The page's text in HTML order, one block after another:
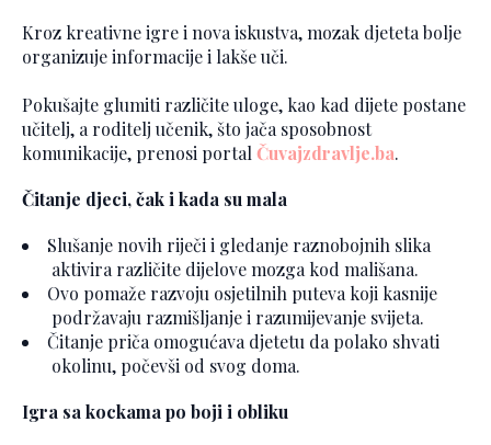
Kroz kreativne igre i nova iskustva, mozak djeteta bolje
organizuje informacije i lakše uči.
Pokušajte glumiti različite uloge, kao kad dijete postane
učitelj, a roditelj učenik, što jača sposobnost
komunikacije, prenosi portalČuvajzdravlje.ba.
Čitanje djeci, čak i kada su mala
Slušanje novih riječi i gledanje raznobojnih slika
aktivira različite dijelove mozga kod mališana.
Ovo pomaže razvoju osjetilnih puteva koji kasnije
podržavaju razmišljanje i razumijevanje svijeta.
Čitanje priča omogućava djetetu da polako shvati
okolinu, počevši od svog doma.
Igra sa kockama po boji i obliku